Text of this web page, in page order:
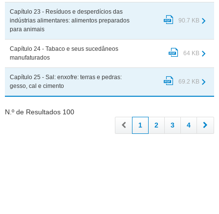
Capítulo 23 - Resíduos e desperdícios das
indústrias alimentares: alimentos preparados
para animais
90.7 KB
Capítulo 24 - Tabaco e seus sucedâneos
manufaturados
64 KB
Capítulo 25 - Sal: enxofre: terras e pedras:
gesso, cal e cimento
69.2 KB
N.º de Resultados 100
1
2 3 4